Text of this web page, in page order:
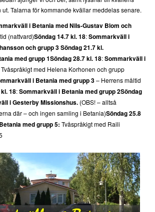
Talarna för kommande kvällar meddelas senare.
i Betania med Nils-Gustav Blom och
(nattvard)Söndag 14.7 kl. 18:Sommarkväll i
och grupp 3Söndag 21.7 kl.
med grupp 1Söndag 28.7 kl. 18:Sommarkväll i
Tvåspråkigt med Helena Korhonen och grupp
i Betania med grupp 3– Herrens måltid
18:Sommarkväll i Betania med grupp 2Söndag
i Gesterby Missionshus. (OBS! – alltså
där – och ingen samling i Betania)Söndag 25.8
med grupp 5: Tvåspråkigt med Raili